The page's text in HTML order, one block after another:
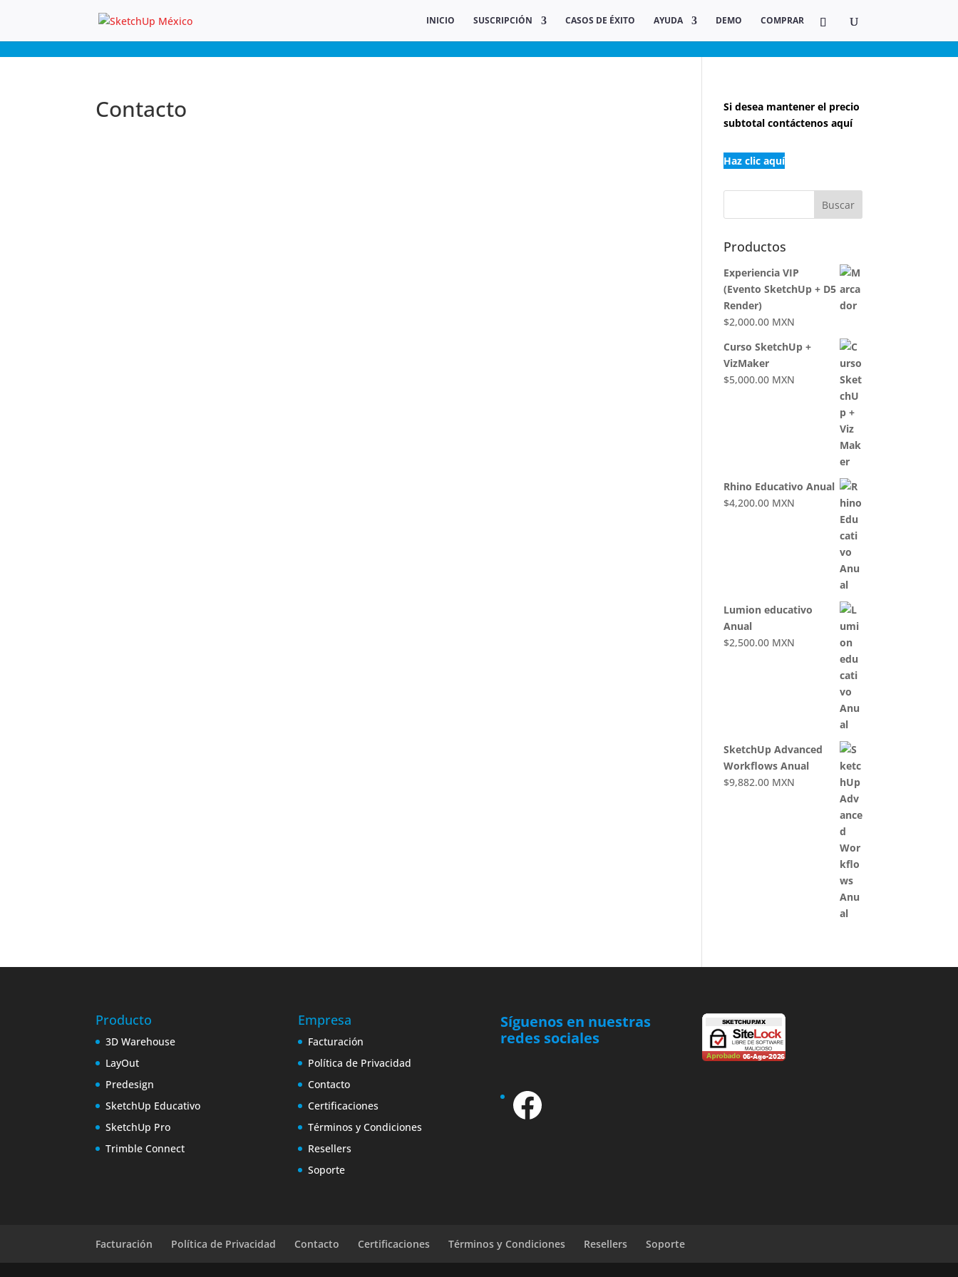
INICIO SUSCRIPCIÓN CASOS DE ÉXITO AYUDA DEMO COMPRAR
Contacto Si desea mantener el precio
subtotal contáctenos aquí
Haz clic aquí
Productos
Experiencia VIP
(Evento SketchUp + D5
Render)
$2,000.00 MXN
Curso SketchUp +
VizMaker
$5,000.00 MXN
Rhino Educativo Anual
$4,200.00 MXN
Lumion educativo
Anual
$2,500.00 MXN
SketchUp Advanced
Workflows Anual
$9,882.00 MXN
Producto
3D Warehouse
LayOut
Predesign
SketchUp Educativo
SketchUp Pro
Trimble Connect
Empresa
Facturación
Política de Privacidad
Contacto
Certificaciones
Términos y Condiciones
Resellers
Soporte
Síguenos en nuestras
redes sociales
Facebook
Facturación Política de Privacidad Contacto Certificaciones Términos y Condiciones Resellers Soporte